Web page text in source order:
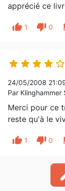
apprécié ce
thumb_up 1 thumb_down 0
    
24/05/2008
Par Klinghammer
Merci pour ce
reste qu'à le
thumb_up 1 thumb_down 0